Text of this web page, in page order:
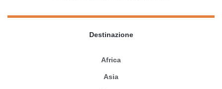
Destinazione
Africa
Asia